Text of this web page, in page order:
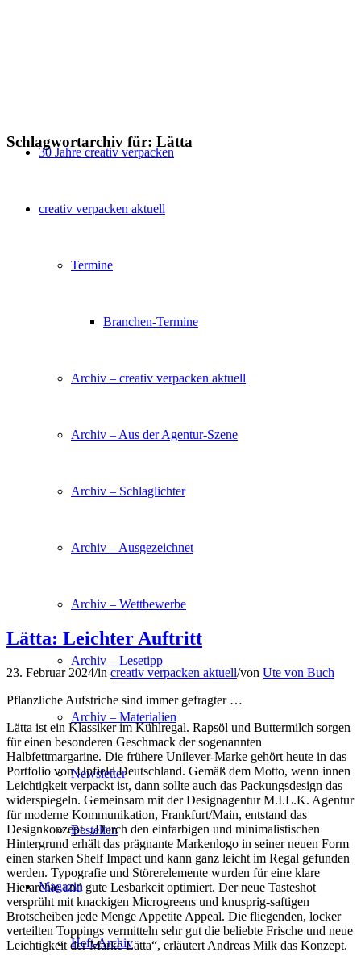
30 Jahre creativ verpacken
creativ verpacken aktuell
Termine
Branchen-Termine
Archiv – creativ verpacken aktuell
Archiv – Aus der Agentur-Szene
Archiv – Schlaglichter
Archiv – Ausgezeichnet
Archiv – Wettbewerbe
Archiv – Lesetipp
Archiv – Materialien
Newsletter
Bestellen
Magazin
Heft-Archiv
Schlagwortarchiv für: Lätta
Lätta: Leichter Auftritt
23. Februar 2024/in creativ verpacken aktuell/von Ute von Buch
Pflanzliche Aufstriche sind immer gefragter …
Lätta ist ein Klassiker im Kühlregal. Rapsöl und Buttermilch sorgen
für einen besonderen Geschmack der sogenannten
Halbfettmargarine. Die frühere Unilever-Marke gehört heute in das
Portfolio von Upfield Deutschland. Gemäß dem Motto, wenn innen
Leichtigkeit verpackt ist, dann sollte auch das Packungsdesign das
widerspiegeln. Gemeinsam mit der Designagentur M.I.L.K. Agentur
für moderne Kommunikation, Frankfurt/Main, entstand das
Designkonzept. „Durch den einfarbigen und minimalistischen
Hintergrund erhält das prägnante Markenlogo in seiner neuen Form
einen starken Shelf Impact und kann ganz leicht im Regal gefunden
werden. Typografie und Störerelemente wurden für eine klare
Hierarchie und gute Lesbarkeit optimiert. Der neue Tasteshot
versprüht mit knackigen Microgreens und knusprig-saftigen
Brotscheiben jede Menge Appetite Appeal. Die fliegenden, locker
verteilten Toppings vermitteln sehr gut die beliebte Frische und neue
Leichtigkeit der Marke Lätta“, erläutert Andreas Milk das Konzept.